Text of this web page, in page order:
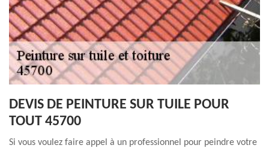
DEVIS DE PEINTURE SUR TUILE POUR
TOUT 45700
Si vous voulez faire appel à un professionnel pour peindre votre